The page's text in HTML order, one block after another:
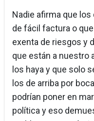
Nadie afirma que
de fácil factura o
exenta de riesgos y
que están a nuestro
los haya y que solo
los de arriba por
podrían poner en
política y eso